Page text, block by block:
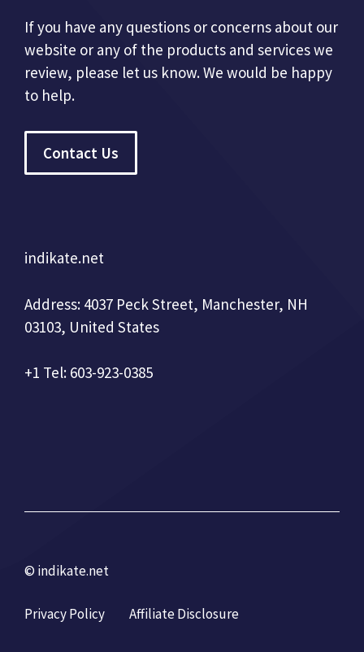
If you have any questions or concerns about our
website or any of the products and services we
review, please let us know. We would be happy
to help.
Contact Us
indikate.net
Address: 4037 Peck Street, Manchester, NH
03103, United States
+1 Tel: 603-923-0385
© indikate.net
Privacy Policy Affiliate Disclosure